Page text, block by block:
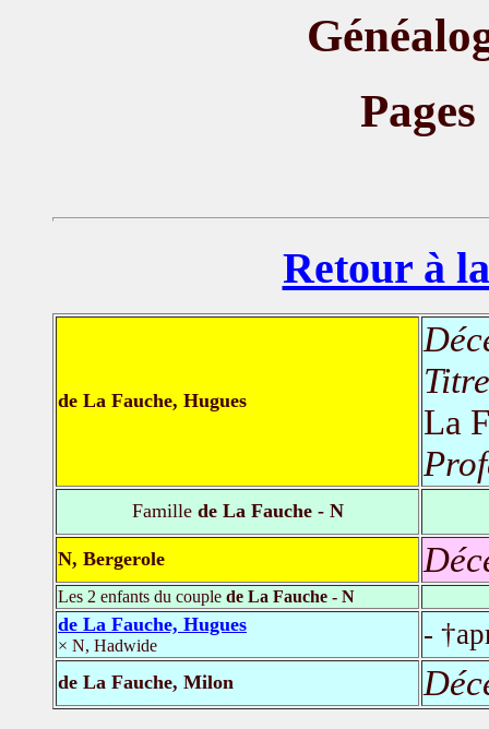
Retour à
de La Fauche, Hugues
La
Famillede La Fauche - N
N, Bergerole
Les 2 enfants du couple de La Fauche - N
de La Fauche, Hugues
× N, Hadwide -
de La Fauche, Milon